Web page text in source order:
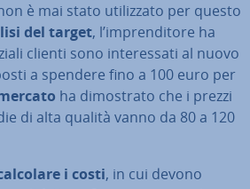
è mai stato uti­liz­za­to per questo
del target, l’im­pren­di­to­re ha
clienti sono in­te­res­sa­ti al nuovo
a spendere fino a 100 euro per
ha di­mo­stra­to che i prezzi
di alta qualità vanno da 80 a 120
i costi, in cui devono